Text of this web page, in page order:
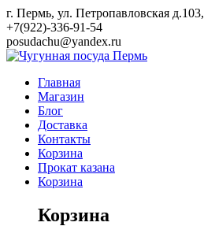
Skip
to
content
г. Пермь, ул. Петропавловская
+7(922)-336-91-54
posudachu@yandex.ru
Главная
Магазин
Блог
Доставка
Контакты
Корзина
Прокат казана
Корзина
Корзина